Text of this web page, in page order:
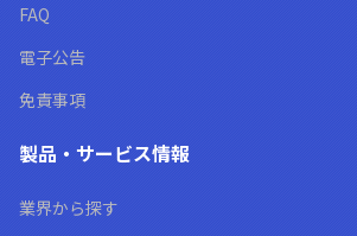
FAQ
電子公告
免責事項
製品・サービス情報
業界から探す